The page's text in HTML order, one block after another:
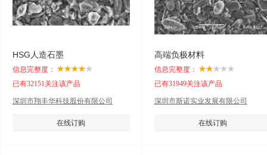
HSG人造石墨
信息完整度：
已有32151关注该产品
深圳市翔丰华科技股份有限公司
在线订购
高端负极材料
信息完整度：
已有31949关注该产品
深圳市斯诺实业发展有限公司
在线订购